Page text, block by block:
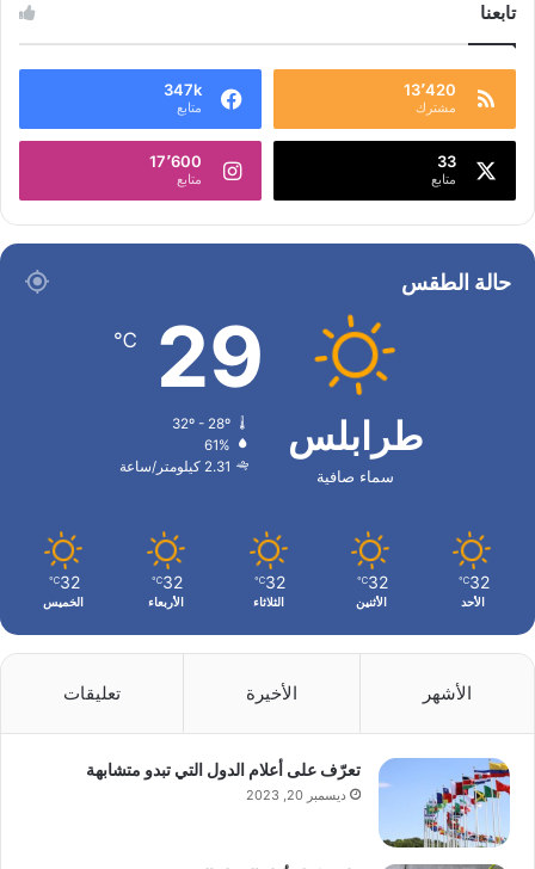
تابعنا
13٬420
مشترك
347k
متابع
33
متابع
17٬600
متابع
حالة الطقس
طرابلس
سماء صافية
29
℃
32º - 28º
61%
2.31 كيلومتر/ساعة
32
℃
الأحد
32
℃
الأثنين
32
℃
الثلاثاء
32
℃
الأربعاء
32
℃
الخميس
الأشهر الأخيرة تعليقات
تعرّف على أعلام الدول التي تبدو متشابهة
ديسمبر 20, 2023